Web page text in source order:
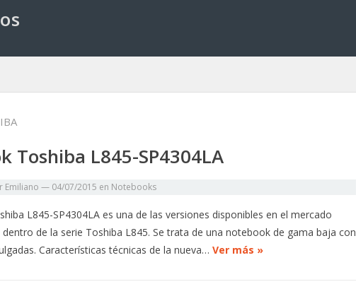
Toshiba L845-SP4304LA
Emiliano — 04/07/2015 en Notebooks
L845-SP4304LA es una de las versiones disponibles en el mercado
de la serie Toshiba L845. Se trata de una notebook de gama baja con
Características técnicas de la nueva… Ver más »